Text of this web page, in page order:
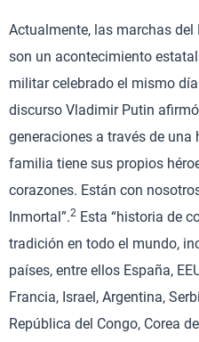
Actualmente, las marchas
son un acontecimiento
militar celebrado el mismo
discurso Vladimir Putin
generaciones a través de una
familia tiene sus propios
corazones. Están con
Inmortal”.2 Esta “historia de
tradición en todo el mundo,
países, entre ellos España,
Francia, Israel, Argentina,
República del Congo, Corea